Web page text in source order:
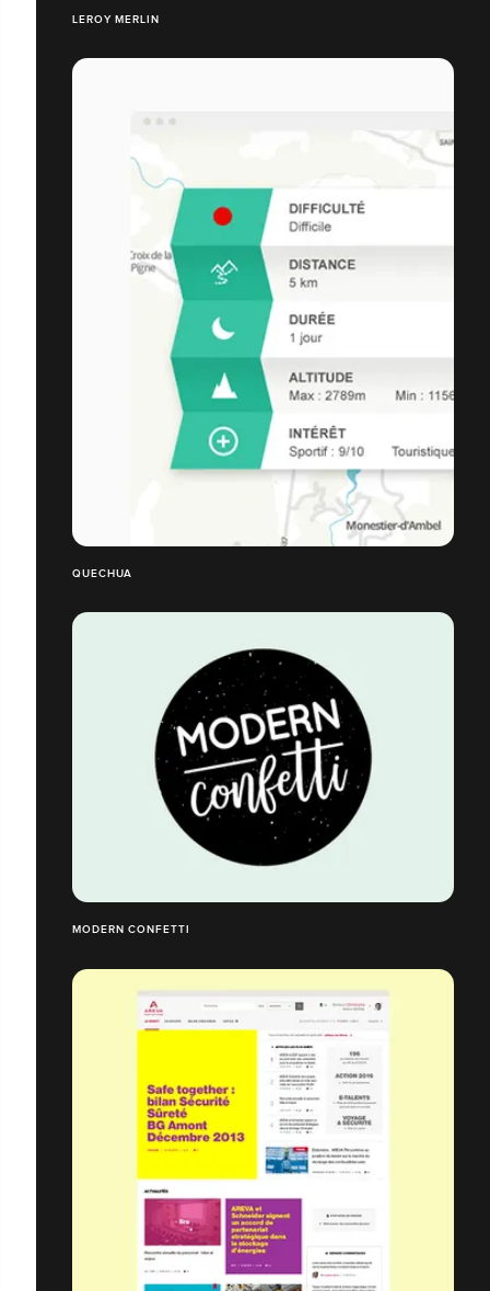
LEROY MERLIN
QUECHUA
MODERN CONFETTI